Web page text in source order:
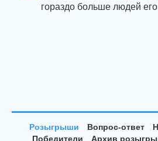
гораздо больше людей его
Розыгрыши Вопрос-ответ
Победители
Архив